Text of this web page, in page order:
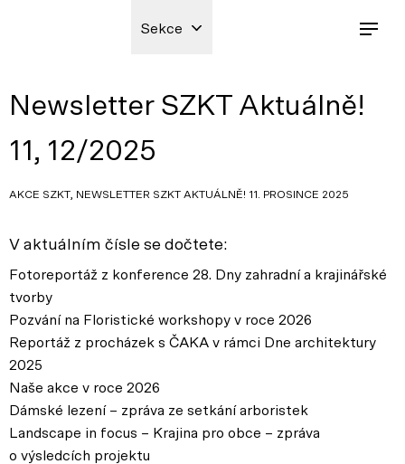
Sekce
Newsletter SZKT Aktuálně!
11, 12/2025
AKCE SZKT, NEWSLETTER SZKT AKTUÁLNĚ! 11. PROSINCE 2025
V aktuálním čísle se dočtete:
Fotoreportáž z konference 28. Dny zahradní a krajinářské
tvorby
Pozvání na Floristické workshopy v roce 2026
Reportáž z procházek s ČAKA v rámci Dne architektury
2025
Naše akce v roce 2026
Dámské lezení – zpráva ze setkání arboristek
Landscape in focus – Krajina pro obce – zpráva
o výsledcích projektu